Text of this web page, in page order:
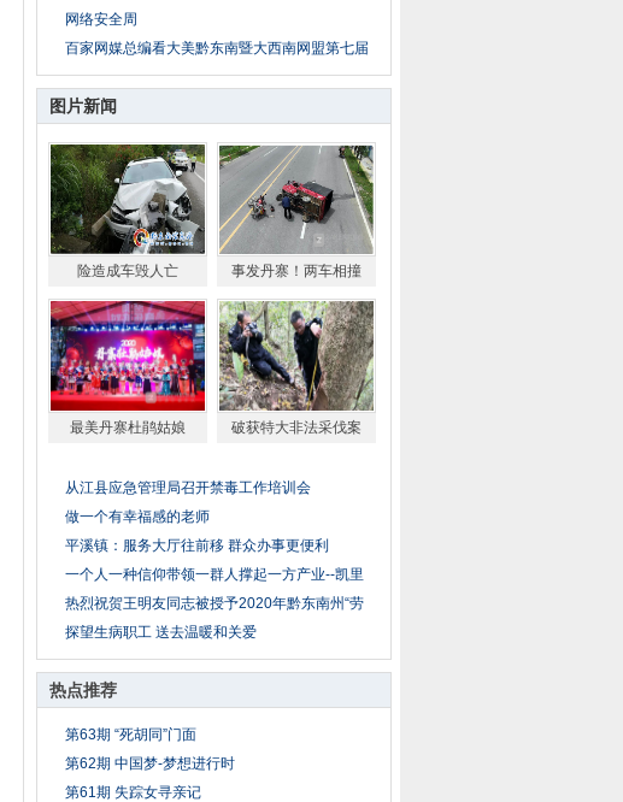
网络安全周
百家网媒总编看大美黔东南暨大西南网盟第七届
图片新闻
险造成车毁人亡 事发丹寨！两车相撞
最美丹寨杜鹃姑娘 破获特大非法采伐案
从江县应急管理局召开禁毒工作培训会
做一个有幸福感的老师
平溪镇：服务大厅往前移 群众办事更便利
一个人一种信仰带领一群人撑起一方产业--凯里
热烈祝贺王明友同志被授予2020年黔东南州“劳
探望生病职工 送去温暖和关爱
热点推荐
第63期 “死胡同”门面
第62期 中国梦-梦想进行时
第61期 失踪女寻亲记